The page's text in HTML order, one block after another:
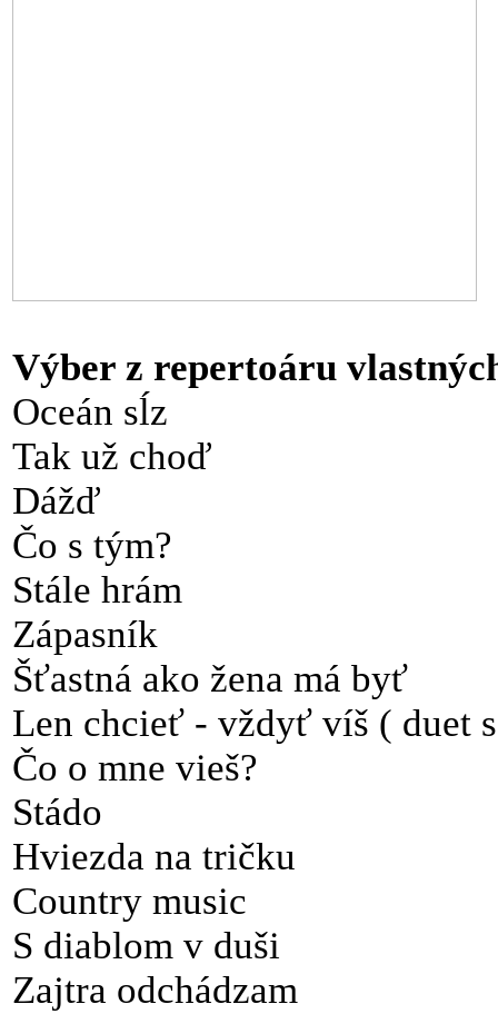
Výber z repertoáru
Oceán sĺz
Tak už choď
Dážď
Čo s tým?
Stále hrám
Zápasník
Šťastná ako žena má byť
Len chcieť - vždyť víš ( duet
Čo o mne vieš?
Stádo
Hviezda na tričku
Country music
S diablom v duši
Zajtra odchádzam